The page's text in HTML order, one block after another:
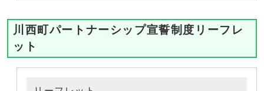
川西町パートナーシップ宣誓制度リーフレ
ット